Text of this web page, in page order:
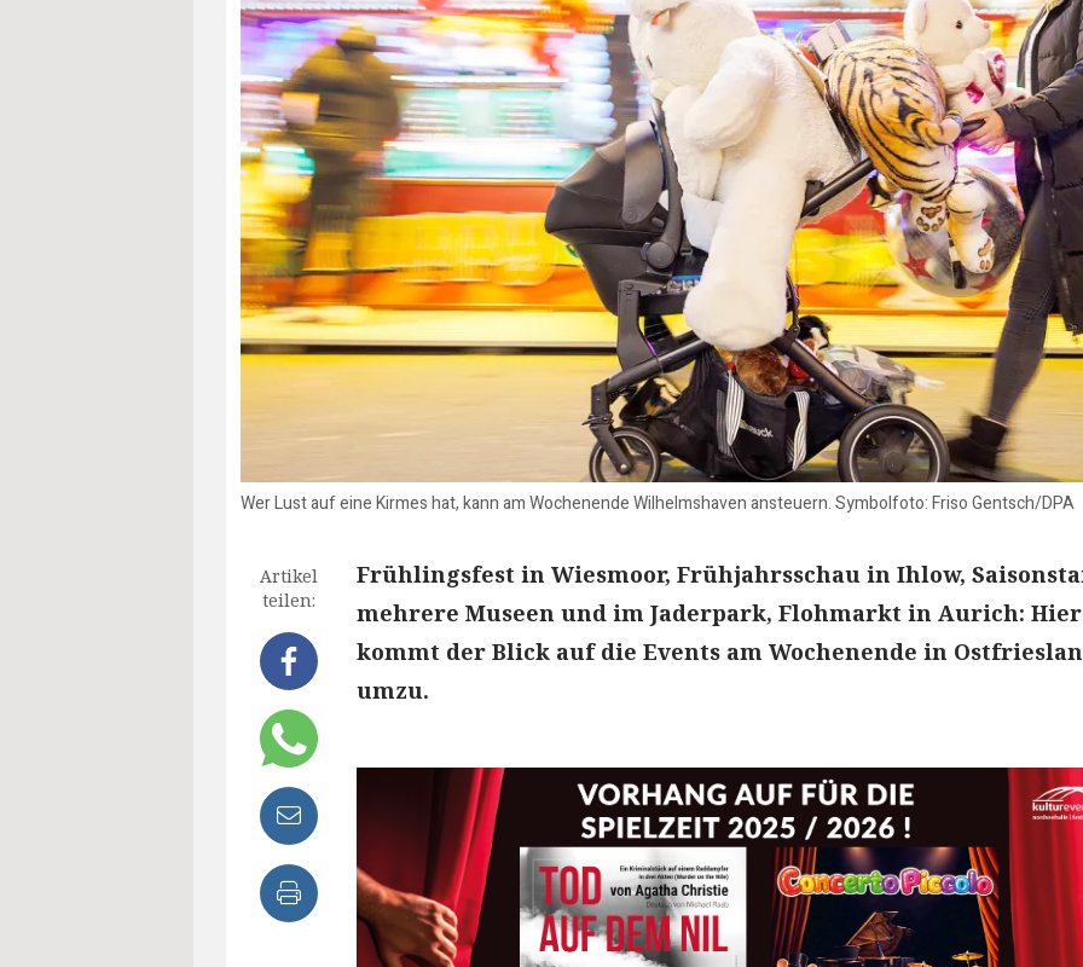
Wer Lust auf eine Kirmes hat, kann am Wochenende Wilhelmshaven ansteuern. Symbolfoto: Friso Gentsch/DPA
Artikel
teilen:
Frühlingsfest in Wiesmoor, Frühjahrsschau in Ihlow,
mehrere Museen und im Jaderpark, Flohmarkt in Aurich: Hier
kommt der Blick auf die Events am Wochenende in
umzu.